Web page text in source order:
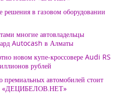
в газовом оборудовании
многие автовладельцы
Autocash в Алматы
новом купе-кроссовере Audi RS
рублей
автомобилей стоит
«ДЕЦИБЕЛОВ.НЕТ»